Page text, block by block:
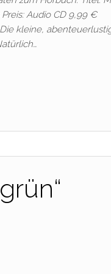
Audio CD 9,99 €
kleine,